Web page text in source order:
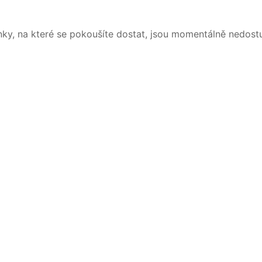
na které se pokoušíte dostat, jsou momentálně